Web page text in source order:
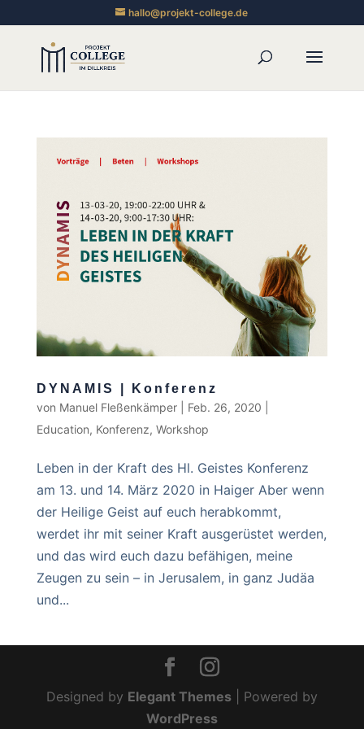
hallo@projekt-college.de
DYNAMIS | Konferenz
von Manuel Fleßenkämper| Feb. 26, 2020
Education, Konferenz, Workshop
Leben in der Kraft des Hl. Geistes Konferenz
am 13. und 14. März 2020 in Haiger Aber wenn
der Heilige Geist auf euch herabkommt,
werdet ihr mit seiner Kraft ausgerüstet werden,
und das wird euch dazu befähigen, meine
Zeugen zu sein – in Jerusalem, in ganz Judäa
und...
Designed by Elegant Themes| Powered by
WordPress